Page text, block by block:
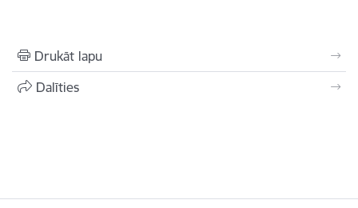
Drukāt lapu
Dalīties